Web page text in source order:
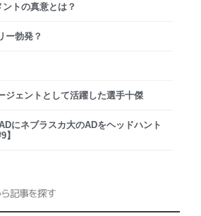
トの真意とは？
ー勃発？
ジェントとして活躍した選手十傑
にネブラスカ大のADをヘッドハント
】
記事を探す